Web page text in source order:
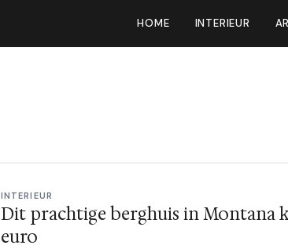
HOME INTERIEUR
INTERIEUR
Dit prachtige berghuis in Montana
euro